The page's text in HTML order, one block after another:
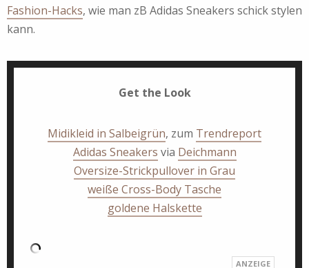
Fashion-Hacks, wie man zB Adidas Sneakers schick stylen
kann.
Get the Look
Midikleid in Salbeigrün, zum Trendreport
Adidas Sneakers via Deichmann
Oversize-Strickpullover in Grau
weiße Cross-Body Tasche
goldene Halskette